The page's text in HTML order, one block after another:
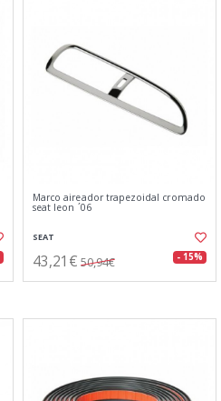
Marco aireador trapezoidal cromado
seat leon ´06
SEAT
43,21€ 50,94€ - 15%